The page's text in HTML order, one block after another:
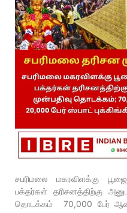
சபரிமலை மகரவிளக்கு
பக்தர்கள் தரிசனத்திற்கு
தொடக்கம் 70,000 பேர்